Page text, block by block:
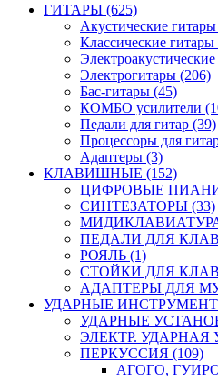
ГИТАРЫ (625)
Акустические
Классические гитары
Электрогитары (206)
Бас-гитары (45)
КОМБО усилители
Педали для гитар (39)
Процессоры для
Адаптеры (3)
КЛАВИШНЫЕ (152)
ЦИФРОВЫЕ
СИНТЕЗАТОРЫ (33)
МИДИКЛАВИАТУРА
ПЕДАЛИ ДЛЯ
РОЯЛЬ (1)
СТОЙКИ ДЛЯ
АДАПТЕРЫ ДЛЯ
УДАРНЫЕ
УДАРНЫЕ
ЭЛЕКТР. УДАРНАЯ
ПЕРКУССИЯ (109)
АГОГО,